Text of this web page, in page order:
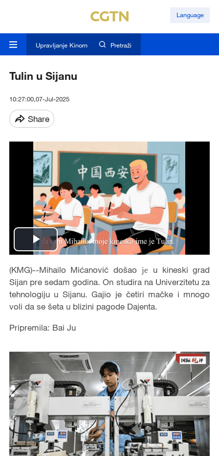
Language
Upravljanje Kinom Pretraži
Tulin u Sijanu
10:27:00,07-Jul-2025
Share
Play
Video
(KMG)--Mihailo Mićanović došao је u kineski grad
Sijan pre sedam godina. On studira na Univerzitetu za
tehnologiju u Sijanu. Gajio je četiri mačke i mnogo
voli da se šeta u blizini pagode Dajenta.
Pripremila: Bai Ju